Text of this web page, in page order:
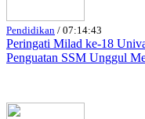
Pendidikan / 07:14:43
Peringati Milad ke-18
Penguatan SSM Unggul